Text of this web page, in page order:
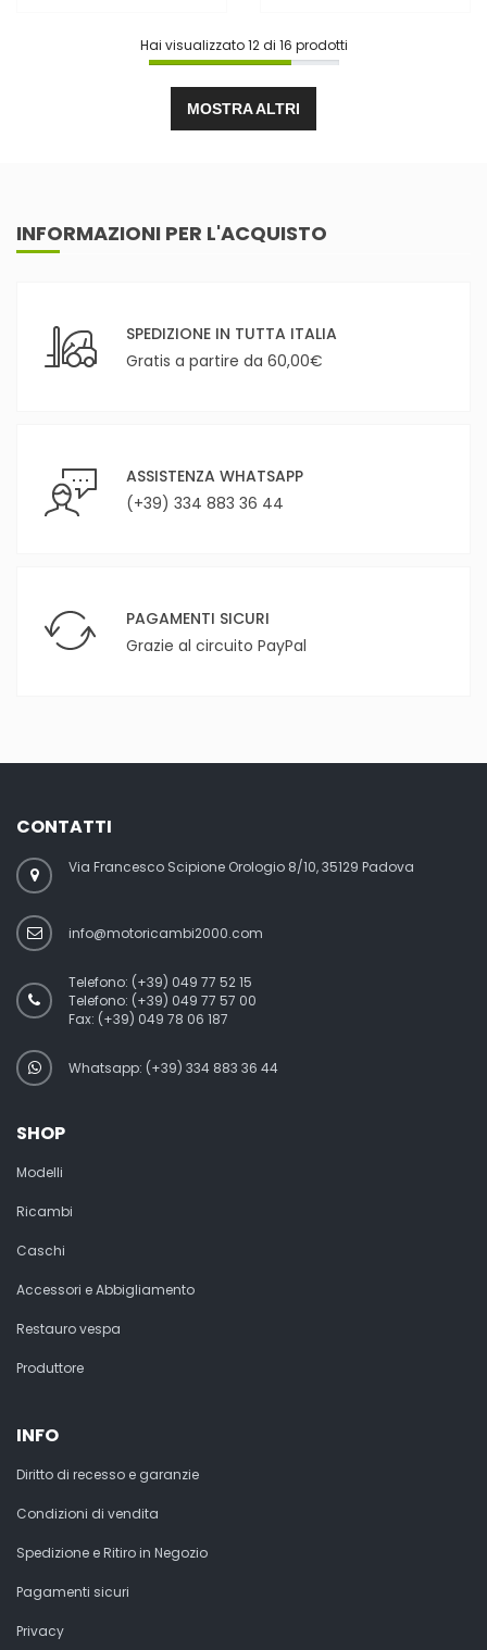
Hai visualizzato12di 16 prodotti
MOSTRA ALTRI
INFORMAZIONI PER L'ACQUISTO
SPEDIZIONE IN TUTTA ITALIA
Gratis a partire da 60,00€
ASSISTENZA WHATSAPP
(+39) 334 883 36 44
PAGAMENTI SICURI
Grazie al circuito PayPal
CONTATTI
Via Francesco Scipione Orologio 8/10, 35129 Padova
info@motoricambi2000.com
Telefono: (+39) 049 77 52 15
Telefono: (+39) 049 77 57 00
Fax: (+39) 049 78 06 187
Whatsapp: (+39) 334 883 36 44
SHOP
Modelli
Ricambi
Caschi
Accessori e Abbigliamento
Restauro vespa
Produttore
INFO
Diritto di recesso e garanzie
Condizioni di vendita
Spedizione e Ritiro in Negozio
Pagamenti sicuri
Privacy